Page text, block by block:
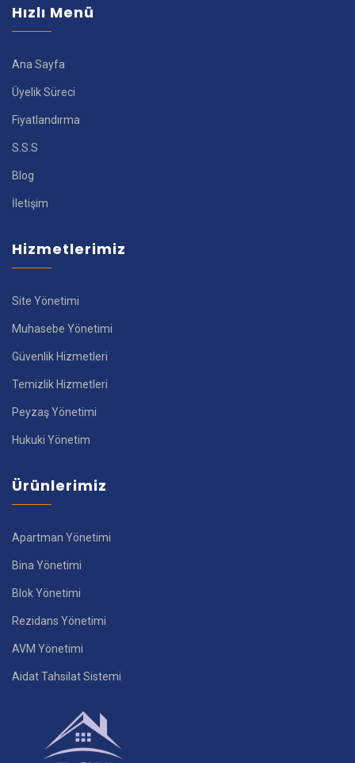
Hızlı Menü
Ana Sayfa
Üyelik Süreci
Fiyatlandırma
S.S.S
Blog
İletişim
Hizmetlerimiz
Site Yönetimi
Muhasebe Yönetimi
Güvenlik Hizmetleri
Temizlik Hizmetleri
Peyzaş Yönetimi
Hukuki Yönetim
Ürünlerimiz
Apartman Yönetimi
Bina Yönetimi
Blok Yönetimi
Rezidans Yönetimi
AVM Yönetimi
Aidat Tahsilat Sistemi